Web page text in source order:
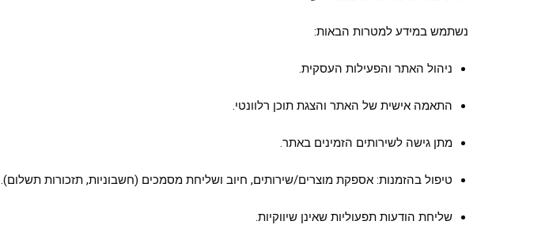
נשתמש במידע למטרות הבאות:
ניהול האתר והפעילות העסקית.
התאמה אישית של האתר והצגת תוכן רלוונטי.
מתן גישה לשירותים הזמינים באתר.
טיפול בהזמנות: אספקת מוצרים/שירותים, חיוב ושליחת מסמכים (חשבוניות, תזכורות תשלום).
שליחת הודעות תפעוליות שאינן שיווקיות.